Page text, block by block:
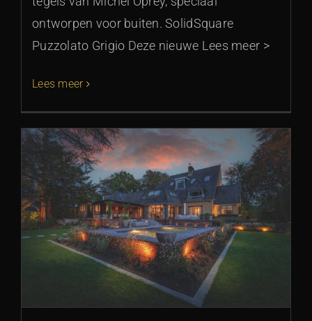
ontworpen voor buiten. SolidSquare
Puzzolato Grigio Deze nieuwe Lees meer >
Lees meer